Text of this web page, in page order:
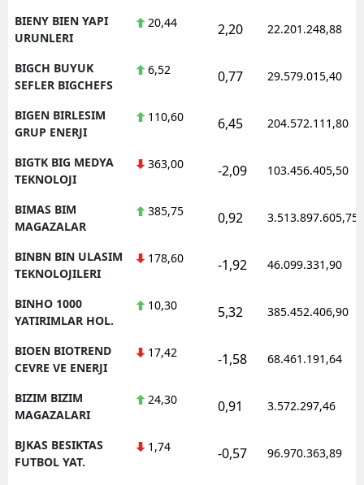
BIENY BIEN YAPI
URUNLERI
20,44 2,20 22.201.248,88
BIGCH BUYUK
SEFLER BIGCHEFS
6,52 0,77 29.579.015,40
BIGEN BIRLESIM
GRUP ENERJI
110,60 6,45 204.572.111,80
BIGTK BIG MEDYA
TEKNOLOJI
363,00 -2,09 103.456.405,50
BIMAS BIM
MAGAZALAR
385,75 0,92 3.513.897.605,75
BINBN BIN ULASIM
TEKNOLOJILERI
178,60 -1,92 46.099.331,90
BINHO 1000
YATIRIMLAR HOL.
10,30 5,32 385.452.406,90
BIOEN BIOTREND
CEVRE VE ENERJI
17,42 -1,58 68.461.191,64
BIZIM BIZIM
MAGAZALARI
24,30 0,91 3.572.297,46
BJKAS BESIKTAS
FUTBOL YAT.
1,74 -0,57 96.970.363,89